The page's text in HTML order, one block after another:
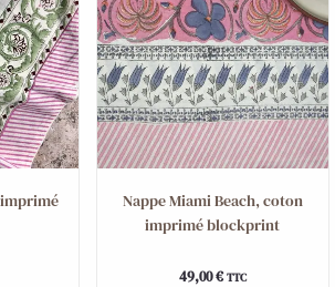
Nappe Miami Beach, coton
imprimé blockprint
49,00€ TTC